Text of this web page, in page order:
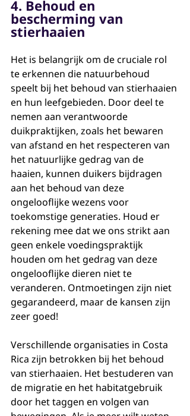
4. Behoud en
bescherming van
stierhaaien
Het is belangrijk om de cruciale rol
te erkennen die natuurbehoud
speelt bij het behoud van stierhaaien
en hun leefgebieden. Door deel te
nemen aan verantwoorde
duikpraktijken, zoals het bewaren
van afstand en het respecteren van
het natuurlijke gedrag van de
haaien, kunnen duikers bijdragen
aan het behoud van deze
ongelooflijke wezens voor
toekomstige generaties. Houd er
rekening mee dat we ons strikt aan
geen enkele voedingspraktijk
houden om het gedrag van deze
ongelooflijke dieren niet te
veranderen. Ontmoetingen zijn niet
gegarandeerd, maar de kansen zijn
zeer goed!
Verschillende organisaties in Costa
Rica zijn betrokken bij het behoud
van stierhaaien. Het bestuderen van
de migratie en het habitatgebruik
door het taggen en volgen van